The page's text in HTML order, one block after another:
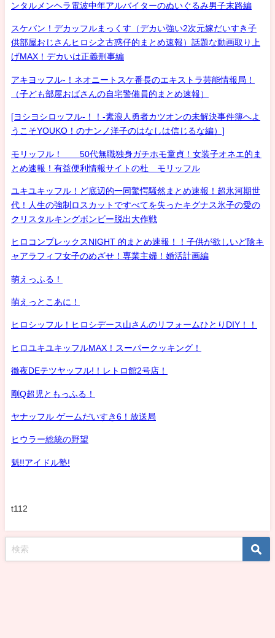
ンタルメンヘラ電波中年アルバイターのぬいぐるみ男子末路編
スケバン！デカッフルまっくす（デカい強い2次元嫁だいすき子
供部屋おじさんヒロシ之古惑仔的まとめ速報）話題な動画取り上
げMAX！デカいは正義刑事編
アキヨッフル-！ネオニートスケ番長のエキストラ芸能情報局！
（子ども部屋おばさんの自宅警備員的まとめ速報）
[ヨシヨシロッフル-！！-素浪人勇者カツオンの未解決事件簿へよ
うこそYOUKO！のナンノ洋子のはなしは信じるな編）]
モリッフル！ 50代無職独身ガチホモ童貞！女装子オネエ的ま
とめ速報！有益便利情報サイトの杜 モリッフル
ユキユキッフル！ど底辺的一同驚愕騒然まとめ速報！超氷河期世
代！人生の強制ロスカットですべてを失ったキグナス氷子の愛の
クリスタルキングボンビー脱出大作戦
ヒロコンプレックスNIGHT 的まとめ速報！！子供が欲しいど陰キ
ャアラフィフ女子のめざせ！専業主婦！婚活計画編
萌えっふる！
萌えっとこあに！
ヒロシッフル！ヒロシデース山さんのリフォームひとりDIY！！
ヒロユキユキッフルMAX！スーパークッキング！
徹夜DEテツヤッフル!！レトロ館2号店！
剛Q超児ともっふる！
ヤナッフル ゲームだいすき6！放送局
ヒウラー総統の野望
魁!!アイドル塾!
t112